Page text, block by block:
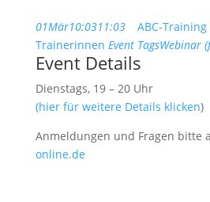
01Mär10:0311:03
ABC-
Trainerinnen Event TagsWebinar
Event Details
Dienstags, 19 – 20 Uhr
(hier für weitere Details klicken)
Anmeldungen und Fragen bitte
online.de